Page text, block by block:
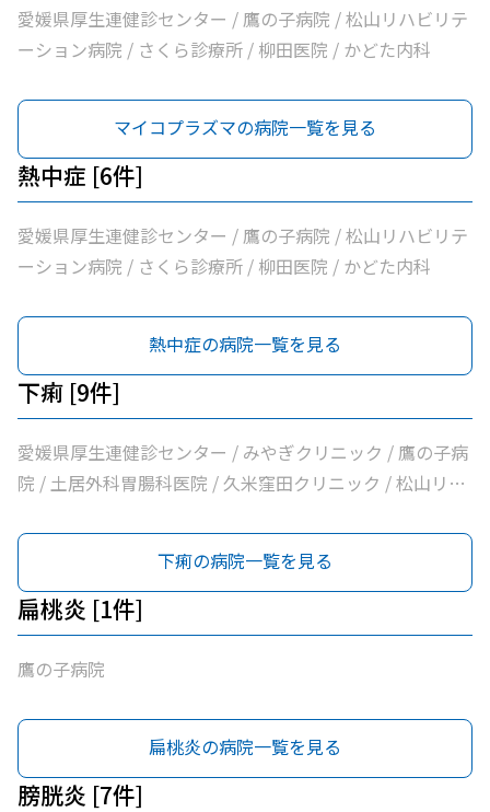
愛媛県厚生連健診センター / 鷹の子病院 / 松山リハビリテ
ーション病院 / さくら診療所 / 柳田医院 / かどた内科
マイコプラズマの病院一覧を見る
熱中症 [6件]
愛媛県厚生連健診センター / 鷹の子病院 / 松山リハビリテ
ーション病院 / さくら診療所 / 柳田医院 / かどた内科
熱中症の病院一覧を見る
下痢 [9件]
愛媛県厚生連健診センター / みやぎクリニック / 鷹の子病
院 / 土居外科胃腸科医院 / 久米窪田クリニック / 松山リハ
科
下痢の病院一覧を見る
扁桃炎 [1件]
鷹の子病院
扁桃炎の病院一覧を見る
膀胱炎 [7件]